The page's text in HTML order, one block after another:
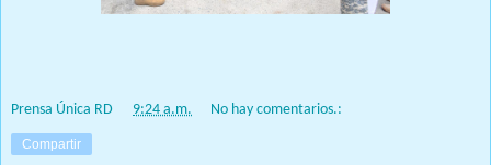
Prensa Única RD 9:24 a.m. No hay comentarios.:
Compartir